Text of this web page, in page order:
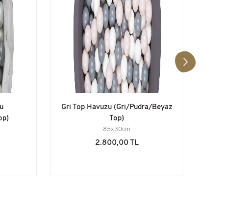
Gri Top Havuzu (Gri/Pudra/Beyaz
Top)
85x30cm
2.800,00 TL